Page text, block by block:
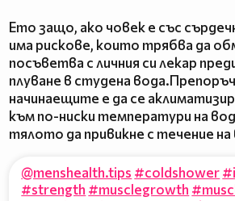
Ето защо, ако човек е със
има рискове, които трябва да
посъветва с личния си лекар
плуване в студена
начинаещите е да се
към по-ниски температури на
тялото да привикне с течение
@menshealth.tips #coldshower
#strength #musclegrowth